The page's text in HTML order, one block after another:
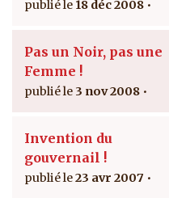
18 déc 2008
Pas un Noir, pas une
Femme !
3 nov 2008
Invention du
gouvernail !
23 avr 2007